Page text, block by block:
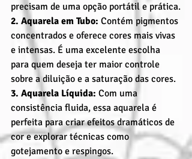
precisam de uma opção portátil e prática.
2. Aquarela em Tubo: Contém pigmentos
concentrados e oferece cores mais vivas
e intensas. É uma excelente escolha
para quem deseja ter maior controle
sobre a diluição e a saturação das cores.
3. Aquarela Líquida: Com uma
consistência fluida, essa aquarela é
perfeita para criar efeitos dramáticos de
cor e explorar técnicas como
gotejamento e respingos.